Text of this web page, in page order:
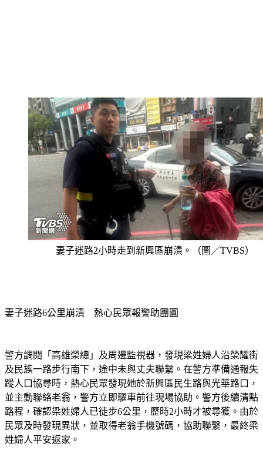
妻子迷路2小時走到新興區崩潰。（圖／TVBS）
及民族一路步行南下，途中未與丈夫聯繫。在警方準備通報失
蹤人口協尋時，熱心民眾發現她於新興區民生路與光華路口，
並主動聯絡老翁，警方立即驅車前往現場協助。警方後續清點
路程，確認梁姓婦人已徒步6公里，歷時2小時才被尋獲。由於
民眾及時發現異狀，並取得老翁手機號碼，協助聯繫，最終梁
姓婦人平安返家。